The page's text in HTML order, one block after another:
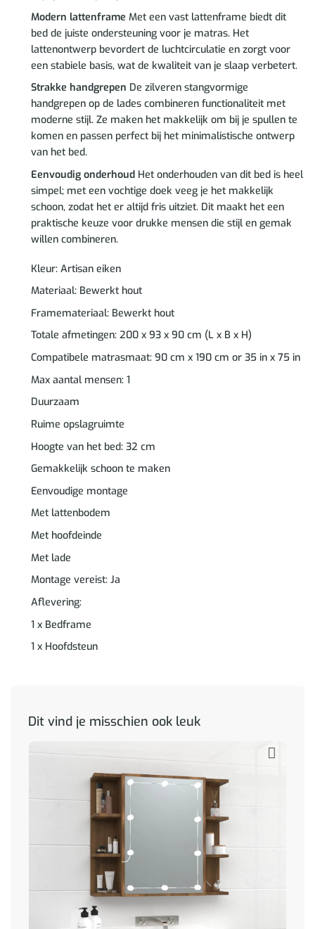
Modern lattenframe Met een vast lattenframe biedt dit
bed de juiste ondersteuning voor je matras. Het
lattenontwerp bevordert de luchtcirculatie en zorgt voor
een stabiele basis, wat de kwaliteit van je slaap verbetert.
Strakke handgrepen De zilveren stangvormige
handgrepen op de lades combineren functionaliteit met
moderne stijl. Ze maken het makkelijk om bij je spullen te
komen en passen perfect bij het minimalistische ontwerp
van het bed.
Eenvoudig onderhoudHet onderhouden van dit bed is heel
simpel; met een vochtige doek veeg je het makkelijk
schoon, zodat het er altijd fris uitziet. Dit maakt het een
praktische keuze voor drukke mensen die stijl en gemak
willen combineren.
Kleur: Artisan eiken
Materiaal: Bewerkt hout
Framemateriaal: Bewerkt hout
Totale afmetingen: 200 x 93 x 90 cm (L x B x H)
Compatibele matrasmaat: 90 cm x 190 cm or 35 in x 75 in
Max aantal mensen: 1
Duurzaam
Ruime opslagruimte
Hoogte van het bed: 32 cm
Gemakkelijk schoon te maken
Eenvoudige montage
Met lattenbodem
Met hoofdeinde
Met lade
Montage vereist: Ja
Aflevering:
1 x Bedframe
1 x Hoofdsteun
Dit vind je misschien ook leuk